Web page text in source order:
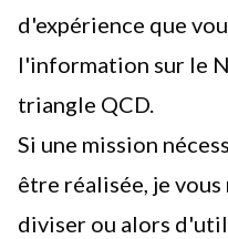
d'expérience que
l'information sur le
triangle QCD.
Si une mission
être réalisée, je
diviser ou alors